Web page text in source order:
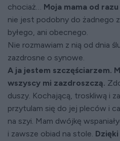
chociaż… Moja mama od
nie jest podobny do żadnego
byłego, ani obecnego.
Nie rozmawiam z nią od dnia
zazdrosne o synowe.
A ja jestem szczęściarzem.
wszyscy mi zazdroszczą.
duszy. Kochającą, troskliwą i
przytulam się do jej pleców i
na szyi. Mam dwójkę
i zawsze obiad na stole.